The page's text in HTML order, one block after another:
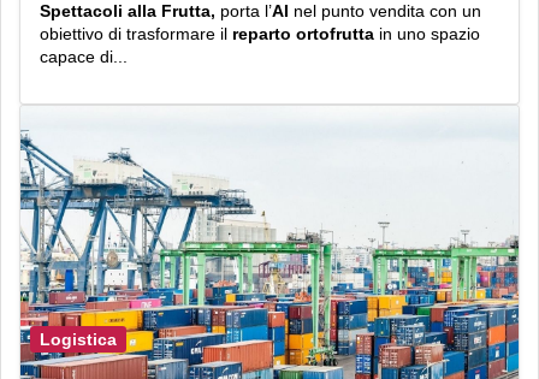
Spettacoli alla Frutta, porta l’AI nel punto vendita con un
obiettivo di trasformare il reparto ortofrutta in uno spazio
capace di...
Logistica